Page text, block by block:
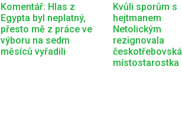
Komentář: Hlas z
Egypta byl neplatný,
přesto mě z práce ve
výboru na sedm
měsíců vyřadili
Kvůli sporům s
hejtmanem
Netolickým
rezignovala
českotřebovská
místostarostka